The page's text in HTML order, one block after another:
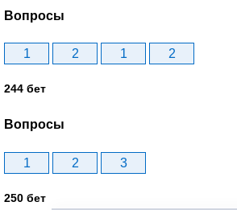
Вопросы
1 2 1 2
244 бет
Вопросы
1 2 3
250 бет